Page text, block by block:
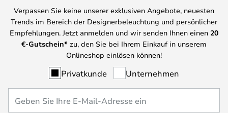
Verpassen Sie keine unserer exklusiven Angebote, neuesten
Trends im Bereich der Designerbeleuchtung und persönlicher
Empfehlungen. Jetzt anmelden und wir senden Ihnen einen 20
€-Gutschein* zu, den Sie bei Ihrem Einkauf in unserem
Onlineshop einlösen können!
Privatkunde Unternehmen